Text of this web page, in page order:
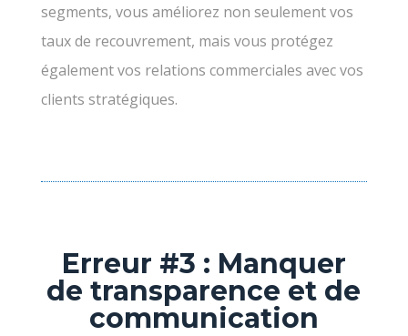
segments, vous améliorez non seulement vos
taux de recouvrement, mais vous protégez
également vos relations commerciales avec vos
clients stratégiques.
Erreur #3 : Manquer
de transparence et de
communication